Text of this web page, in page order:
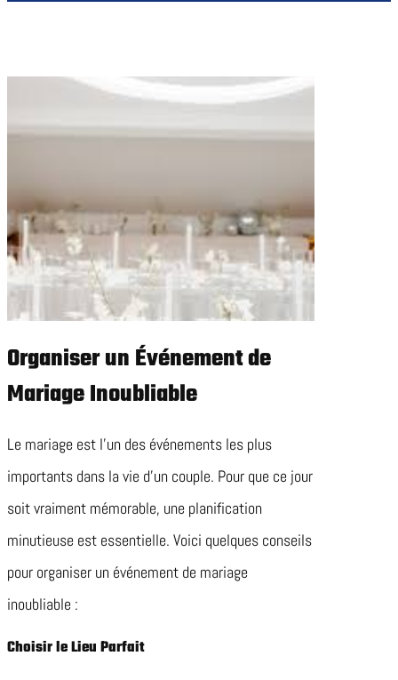
Organiser un Événement de
Mariage Inoubliable
Le mariage est l’un des événements les plus
importants dans la vie d’un couple. Pour que ce jour
soit vraiment mémorable, une planification
minutieuse est essentielle. Voici quelques conseils
pour organiser un événement de mariage
inoubliable :
Choisir le Lieu Parfait